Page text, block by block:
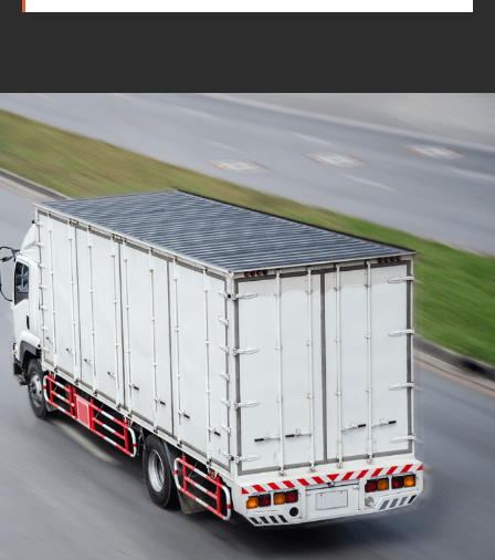
com equipe especializada
e profissionais
cuidadosos
Solicite seu orçamento personalizado e
online sem compromisso com a nossa
equipe, consulte a opção de contratar o
serviço para a região que você deseja
mudar de endereço, deixe tudo conosco e
conte com uma empresa de tradição no
mercado de transporte de móveis.
ORÇAMENTO